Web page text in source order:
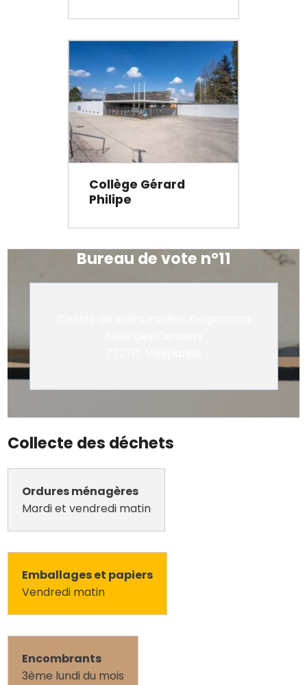
Collège Gérard
Philipe
Bureau de vote n°11
Collecte des déchets
Ordures ménagères
Mardi et vendredi matin
Emballages et papiers
Vendredi matin
Encombrants
3ème lundi du mois